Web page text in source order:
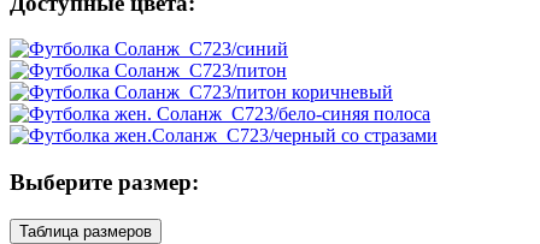
Выберите размер:
Таблица размеров